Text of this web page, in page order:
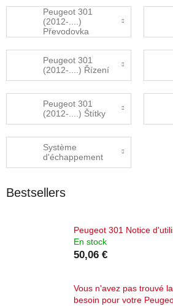
Peugeot 301
(2012-....)
Převodovka
Peugeot 301
(2012-....) Řízení
Peugeot 301
(2012-....) Štítky
Système
d'échappement
Bestsellers
Peugeot 301 Notice
En stock
50,06 €
Vous n'avez pas trouvé
besoin pour votre